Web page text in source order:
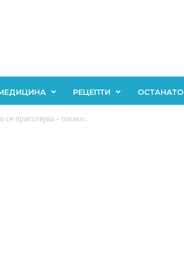
РЕЦЕПТИ ОСТАНАТО
приготвува – откако...